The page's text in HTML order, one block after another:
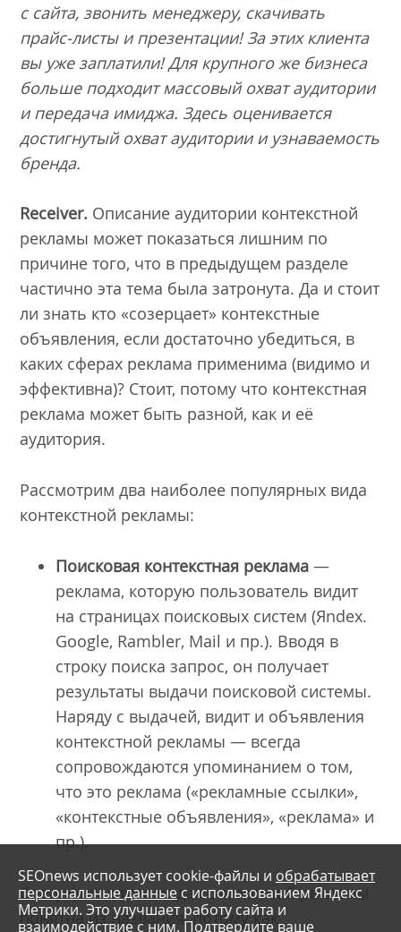
с сайта, звонить менеджеру, скачивать
прайс-листы и презентации! За этих клиента
вы уже заплатили! Для крупного же бизнеса
больше подходит массовый охват аудитории
и передача имиджа. Здесь оценивается
достигнутый охват аудитории и узнаваемость
бренда.
Receiver. Описание аудитории контекстной
рекламы может показаться лишним по
причине того, что в предыдущем разделе
частично эта тема была затронута. Да и стоит
ли знать кто «созерцает» контекстные
объявления, если достаточно убедиться, в
каких сферах реклама применима (видимо и
эффективна)? Стоит, потому что контекстная
реклама может быть разной, как и её
аудитория.
Рассмотрим два наиболее популярных вида
контекстной рекламы:
Поисковая контекстная реклама —
реклама, которую пользователь видит
на страницах поисковых систем (Яndex.
Google, Rambler, Mail и пр.). Вводя в
строку поиска запрос, он получает
результаты выдачи поисковой системы.
Наряду с выдачей, видит и объявления
контекстной рекламы — всегда
сопровождаются упоминанием о том,
что это реклама («рекламные ссылки»,
«контекстные объявления», «реклама» и
пр.).
Специфика этого вида контекстной рекламы
понятна из названия, потому как
SEOnews использует cookie-файлы и обрабатывает
персональные данныес использованием Яндекс
Метрики. Это улучшает работу сайта и
взаимодействие с ним. Подтвердите ваше